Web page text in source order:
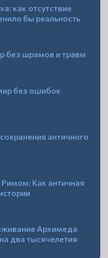
как отсутствие
бы реальность
без шрамов и травм
без ошибок
античного
Как античная
Архимеда
два тысячелетия